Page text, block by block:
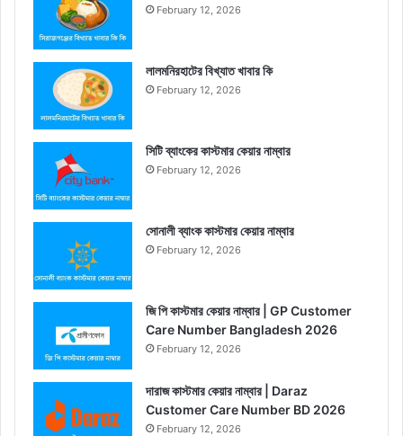
February 12, 2026
লালমনিরহাটের বিখ্যাত খাবার কি
February 12, 2026
সিটি ব্যাংকের কাস্টমার কেয়ার নাম্বার
February 12, 2026
সোনালী ব্যাংক কাস্টমার কেয়ার নাম্বার
February 12, 2026
জি পি কাস্টমার কেয়ার নাম্বার | GP Customer
Care Number Bangladesh 2026
February 12, 2026
দারাজ কাস্টমার কেয়ার নাম্বার | Daraz
Customer Care Number BD 2026
February 12, 2026